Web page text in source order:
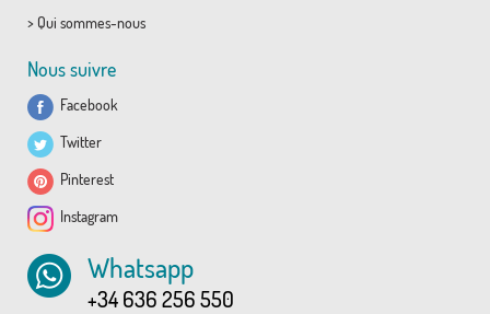
> Qui sommes-nous
Nous suivre
Facebook
Twitter
Pinterest
Instagram
Whatsapp
+34 636 256 550